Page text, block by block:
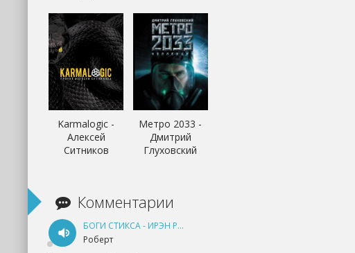
Karmalogic -
Алексей
Ситников
Метро 2033 -
Дмитрий
Глуховский
Комментарии
БОГИ СТИКСА - ИРЭН РУДКЕВИЧ
Роберт